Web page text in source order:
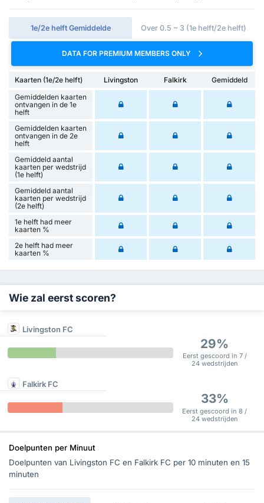
1e/2e helft Gemiddelde Over 0.5 ~ 3 (1e helft/2e helft)
DATA FOR PREMIUM MEMBERS ONLY
Kaarten (1e/2e helft) Livingston Falkirk
Gemiddeld
Gemiddelden kaarten
ontvangen in de 1e
helft
Gemiddelden kaarten
ontvangen in de 2e
helft
Gemiddeld aantal
kaarten per wedstrijd
(1e helft)
Gemiddeld aantal
kaarten per wedstrijd
(2e helft)
1e helft had meer
kaarten %
2e helft had meer
kaarten %
Wie zal eerst scoren?
Livingston FC
29%
Eerst gescoord in 7 /
24 wedstrijden
Falkirk FC
33%
Eerst gescoord in 8 /
24 wedstrijden
Doelpunten per Minuut
Doelpunten van Livingston FC en Falkirk FC per 10 minuten en 15
minuten